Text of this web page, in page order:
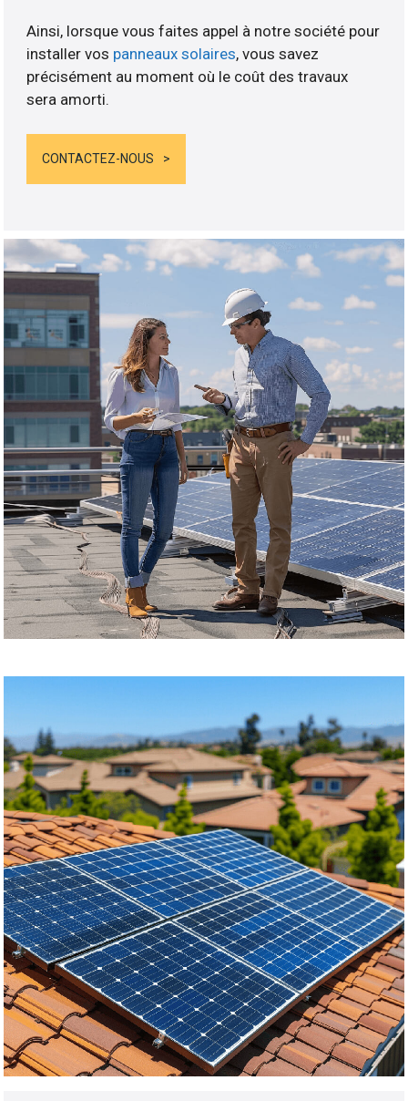
Ainsi, lorsque vous faites appel à notre société pour
installer vos panneaux solaires, vous savez
précisément au moment où le coût des travaux
sera amorti.
CONTACTEZ-NOUS